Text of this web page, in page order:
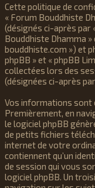
Cette politique de
« Forum Bouddhiste
(désignés ci-après par
Bouddhiste Dhamma
bouddhiste.com ») et
phpBB » et « phpBB
collectées lors des
(désignées ci-après
Vos informations sont
Premièrement, en
le logiciel phpBB
de petits fichiers
internet de votre
contiennent qu’un
de session qui vous
logiciel phpBB. Un